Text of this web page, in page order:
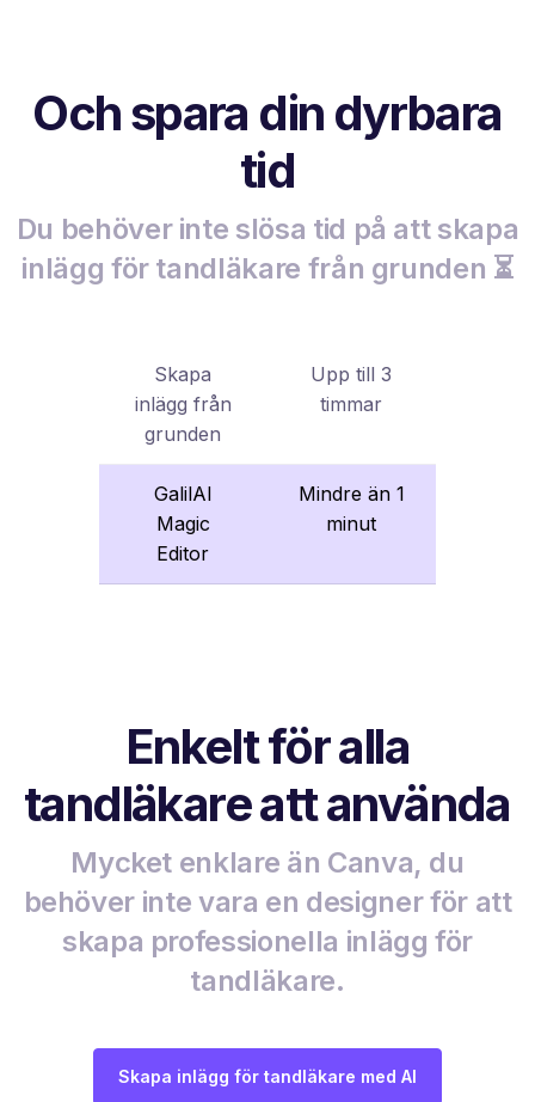
Och spara din dyrbara
tid
Du behöver inte slösa tid på att skapa
inlägg för tandläkare från grunden ⏳
Skapa
inlägg från
grunden
Upp till 3
timmar
GalilAI
Magic
Editor
Mindre än 1
minut
Enkelt för alla
tandläkare att använda
Mycket enklare än Canva, du
behöver inte vara en designer för att
skapa professionella inlägg för
tandläkare.
Skapa inlägg för tandläkare med AI